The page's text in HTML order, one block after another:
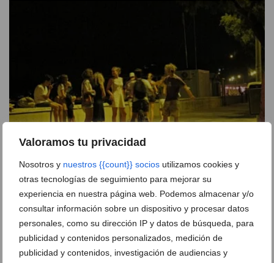
Valoramos tu privacidad
Nosotros y nuestros {{count}} socios utilizamos cookies y
otras tecnologías de seguimiento para mejorar su
experiencia en nuestra página web. Podemos almacenar y/o
consultar información sobre un dispositivo y procesar datos
personales, como su dirección IP y datos de búsqueda, para
publicidad y contenidos personalizados, medición de
publicidad y contenidos, investigación de audiencias y
Recuerdos en lugar de vacíos: la propuesta de Dénia
para un ocio juvenil sin alcohol este agosto
04 de agosto de 2026